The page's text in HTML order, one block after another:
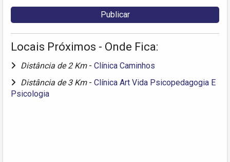
Locais Próximos - Onde Fica:
Distância de 2 Km - Clínica Caminhos
Distância de 3 Km - Clínica Art Vida Psicopedagogia E
Psicologia